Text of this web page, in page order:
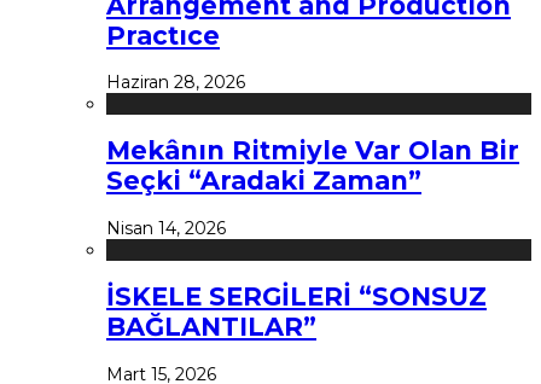
Practıce
Haziran 28, 2026
Mekânın Ritmiyle Var Olan Bir
Seçki “Aradaki Zaman”
Nisan 14, 2026
İSKELE SERGİLERİ “SONSUZ
BAĞLANTILAR”
Mart 15, 2026